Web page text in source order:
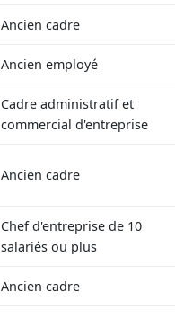
Ancien cadre
Ancien employé
Cadre administratif et
commercial d'entreprise
Ancien cadre
Chef d'entreprise de 10
salariés ou plus
Ancien cadre